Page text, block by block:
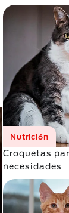
Nutrición
Croquetas
necesidades